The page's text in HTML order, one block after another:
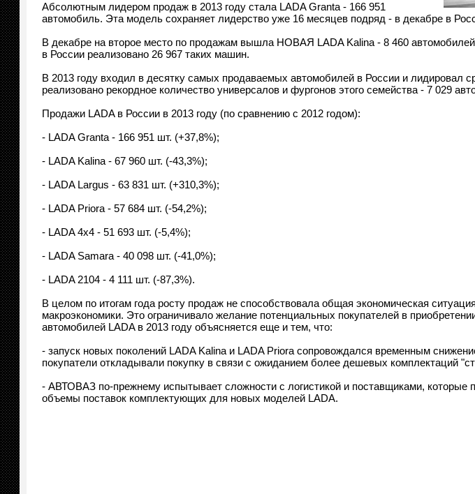
Абсолютным лидером продаж в 2013 году стала LADA Granta - 166 951
автомобиль. Эта модель сохраняет лидерство уже 16 месяцев подряд - в декабре в
В декабре на второе место по продажам вышла НОВАЯ LADA Kalina - 8 460
в России реализовано 26 967 таких машин.
В 2013 году входил в десятку самых продаваемых автомобилей в России и лидировал
реализовано рекордное количество универсалов и фургонов этого семейства - 7 029
Продажи LADA в России в 2013 году (по сравнению с 2012 годом):
- LADA Granta - 166 951 шт. (+37,8%);
- LADA Kalina - 67 960 шт. (-43,3%);
- LADA Largus - 63 831 шт. (+310,3%);
- LADA Priora - 57 684 шт. (-54,2%);
- LADA 4х4 - 51 693 шт. (-5,4%);
- LADA Samara - 40 098 шт. (-41,0%);
- LADA 2104 - 4 111 шт. (-87,3%).
В целом по итогам года росту продаж не способствовала общая экономическая
макроэкономики. Это ограничивало желание потенциальных покупателей в
автомобилей LADA в 2013 году объясняется еще и тем, что:
- запуск новых поколений LADA Kalina и LADA Priora сопровождался временным
покупатели откладывали покупку в связи с ожиданием более дешевых комплектаций
- АВТОВАЗ по-прежнему испытывает сложности с логистикой и поставщиками, которые
объемы поставок комплектующих для новых моделей LADA.